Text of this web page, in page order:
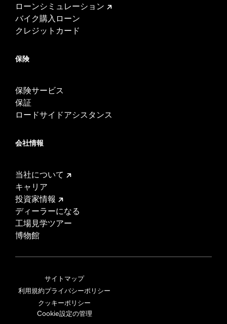
ローンシミュレーション
バイク購入ローン
クレジットカード
保険
保険サービス
保証
ロードサイドアシスタンス
会社情報
当社について
キャリア
投資家情報
ディーラーになる
工場見学ツアー
博物館
サイトマップ
利用規約プライバシーポリシー
クッキーポリシー
Cookie設定の管理